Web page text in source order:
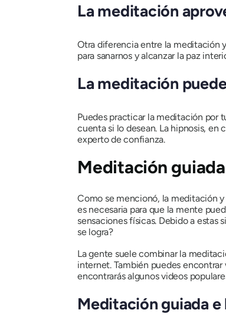
La meditación
Otra diferencia entre la meditación
para sanarnos y alcanzar la paz
La meditación
Puedes practicar la meditación por
cuenta si lo desean. La hipnosis, en
experto de confianza.
Meditación
Como se mencionó, la meditación y
es necesaria para que la mente
sensaciones físicas. Debido a
se logra?
La gente suele combinar la
internet. También puedes
encontrarás algunos videos
Meditación guiada